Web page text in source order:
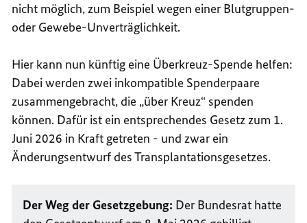
nicht möglich, zum Beispiel wegen einer Blutgruppen-
oder Gewebe-Unverträglichkeit.
Hier kann nun künftig eine Überkreuz-Spende helfen:
Dabei werden zwei inkompatible Spenderpaare
zusammengebracht, die „über Kreuz“ spenden
können. Dafür ist ein entsprechendes Gesetz zum 1.
Juni 2026 in Kraft getreten - und zwar ein
Änderungsentwurf des Transplantationsgesetzes.
Der Weg der Gesetzgebung: Der Bundesrat hatte